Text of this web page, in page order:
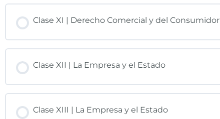
Clase XI | Derecho Comercial y del Consumidor
Clase XII | La Empresa y el Estado
Clase XIII | La Empresa y el Estado